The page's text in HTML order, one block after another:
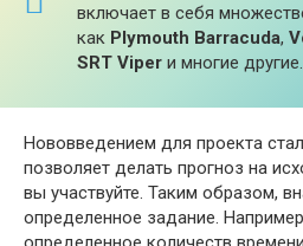
включает в себя
как Plymouth Barracuda,
SRT Viper и многие другие.
Нововведением для проекта
позволяет делать прогноз на
вы участвуйте. Таким образом,
определенное задание.